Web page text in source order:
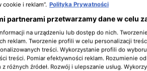
Polk wyznał prawdę
"Przestrzegano mnie,
nie oznajmiał światu,
po przeszczepie"
cookie i reklam”. Polityka Prywatności
partnerami przetwarzamy dane w celu
na urządzeniu lub dostęp do nich.
reklam. Tworzenie profili w celu personalizacji
treści. Wykorzystanie profili do
treści. Pomiar efektywności reklam. Rozumienie
różnych źródeł. Rozwój i ulepszanie usług.